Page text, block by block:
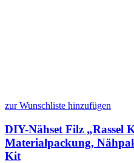
zur Wunschliste hinzufügen
DIY-Nähset Filz „Rassel
Materialpackung,
Kit